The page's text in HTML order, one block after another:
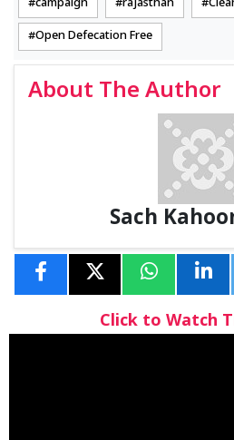
campaign rajasthan
Open Defecation Free
About The Author
Sach
Click to Watch